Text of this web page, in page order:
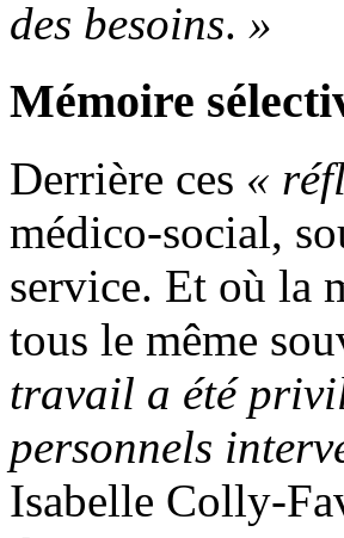
des besoins. »
Mémoire
Derrière ces «
médico-social,
service. Et où la
tous le même
travail a été
personnels
Isabelle Colly-